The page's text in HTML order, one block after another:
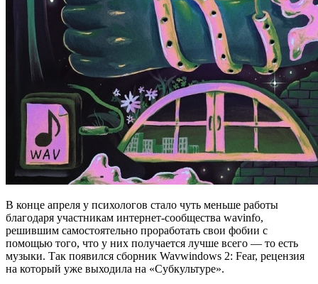
В конце апреля у психологов стало чуть меньше работы
благодаря участникам интернет-сообщества wavinfo,
решившим самостоятельно проработать свои фобии с
помощью того, что у них получается лучше всего — то есть
музыки. Так появился сборник Wavwindows 2: Fear, рецензия
на который уже выходила на «Субкультуре».